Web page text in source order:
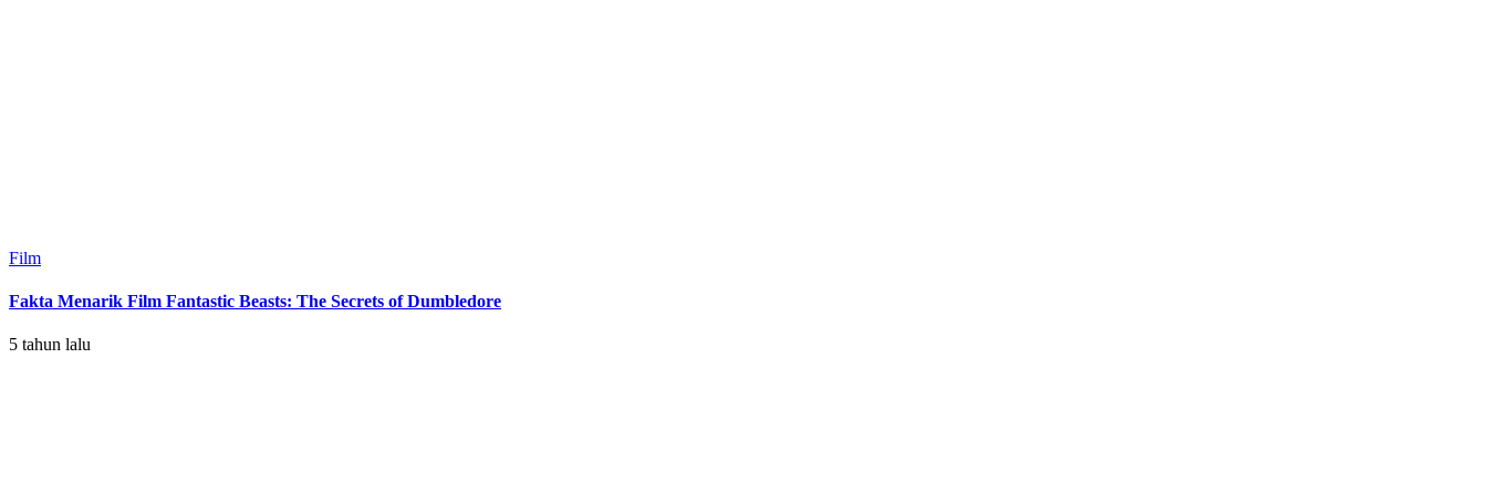
Film
Fakta Menarik Film Fantastic Beasts: The Secrets of Dumbledore
5 tahun lalu